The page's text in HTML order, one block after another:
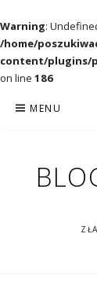
Warning:
/home/
content/plugins/
on line 186
MENU